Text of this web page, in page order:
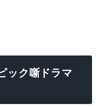
ック噺ドラマ